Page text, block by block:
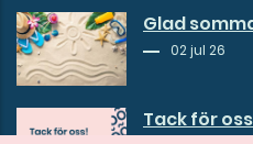
Glad
02 jul 26
Tack för